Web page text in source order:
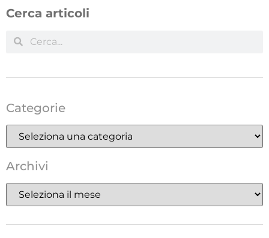
Cerca articoli
Categorie
Archivi